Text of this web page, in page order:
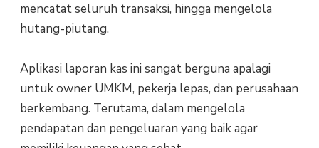
mencatat seluruh transaksi, hingga mengelola
hutang-piutang.
Aplikasi laporan kas ini sangat berguna apalagi
untuk owner UMKM, pekerja lepas, dan perusahaan
berkembang. Terutama, dalam mengelola
pendapatan dan pengeluaran yang baik agar